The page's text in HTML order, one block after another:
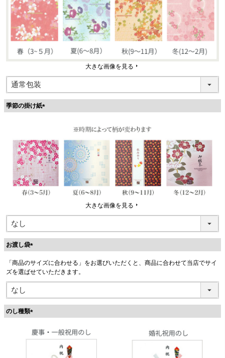
大きな画像を見る
季節の掛け紙
)
大きな画像を見る
お渡し袋
必
須
)
「商品のサイズに合わせる」をお選びいただくと、商品に合わせて当店でサイ
ズを選ばせていただきます。
のし種類
必
須